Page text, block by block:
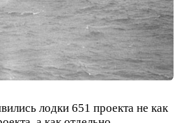
лодки 651 проекта не как